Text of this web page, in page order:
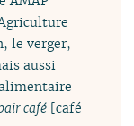
le verger,
aussi
café [café